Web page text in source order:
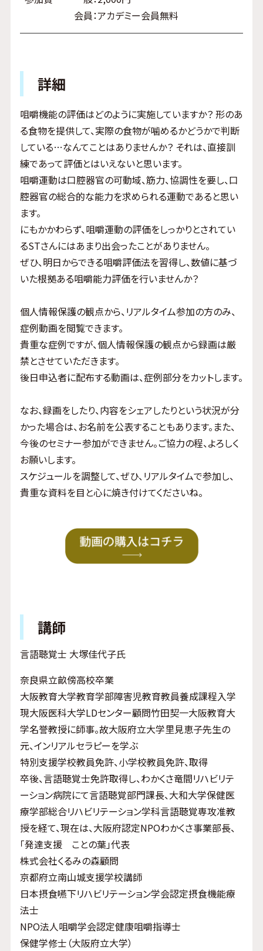
会員：アカデミー会員無料
詳細
咀嚼機能の評価はどのように実施していますか？ 形のあ
る食物を提供して、実際の食物が噛めるかどうかで判断
している…なんてことはありませんか？ それは、直接訓
練であって評価とはいえないと思います。
咀嚼運動は口腔器官の可動域、筋力、協調性を要し、口
腔器官の総合的な能力を求められる運動であると思い
ます。
にもかかわらず、咀嚼運動の評価をしっかりとされてい
るSTさんにはあまり出会ったことがありません。
ぜひ、明日からできる咀嚼評価法を習得し、数値に基づ
いた根拠ある咀嚼能力評価を行いませんか？
個人情報保護の観点から、リアルタイム参加の方のみ、
症例動画を閲覧できます。
貴重な症例ですが、個人情報保護の観点から録画は厳
禁とさせていただきます。
後日申込者に配布する動画は、症例部分をカットします。
なお、録画をしたり、内容をシェアしたりという状況が分
かった場合は、お名前を公表することもあります。また、
今後のセミナー参加ができません。ご協力の程、よろしく
お願いします。
スケジュールを調整して、ぜひ、リアルタイムで参加し、
貴重な資料を目と心に焼き付けてくださいね。
講師
言語聴覚士 大塚佳代子氏
奈良県立畝傍高校卒業
大阪教育大学教育学部障害児教育教員養成課程入学
現大阪医科大学LDセンター顧問竹田契一大阪教育大
学名誉教授に師事。故大阪府立大学里見恵子先生の
元、インリアルセラピーを学ぶ
特別支援学校教員免許、小学校教員免許、取得
卒後、言語聴覚士免許取得し、わかくさ竜間リハビリテ
ーション病院にて言語聴覚部門課長、大和大学保健医
療学部総合リハビリテーション学科言語聴覚専攻准教
授を経て、現在は、大阪府認定NPOわかくさ事業部長、
「発達支援 ことの葉」代表
株式会社くるみの森顧問
京都府立南山城支援学校講師
日本摂食嚥下リハビリテーション学会認定摂食機能療
法士
NPO法人咀嚼学会認定健康咀嚼指導士
保健学修士（大阪府立大学）